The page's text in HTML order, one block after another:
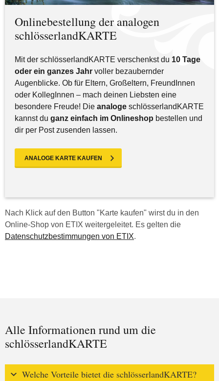
Onlinebestellung der analogen
schlösserlandKARTE
Mit der schlösserlandKARTE verschenkst du 10 Tage
oder ein ganzes Jahr voller bezaubernder
Augenblicke. Ob für Eltern, Großeltern, FreundInnen
oder KollegInnen – mach deinen Liebsten eine
besondere Freude! Die analoge schlösserlandKARTE
kannst du ganz einfach im Onlineshop bestellen und
dir per Post zusenden lassen.
ANALOGE KARTE KAUFEN
Nach Klick auf den Button "Karte kaufen" wirst du in den
Online-Shop von ETIX weitergeleitet. Es gelten die
Datenschutzbestimmungen von ETIX.
Alle Informationen rund um die
schlösserlandKARTE
Welche Vorteile bietet die schlösserlandKARTE?